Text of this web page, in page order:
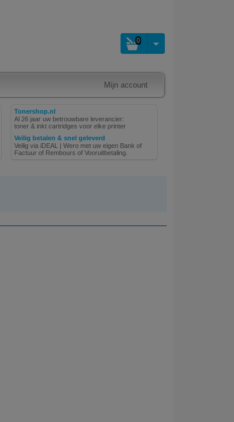
0
Mijn account
Tonershop.nl
Al 26 jaar uw betrouwbare leverancier:
toner & inkt cartridges voor elke printer
Veilig betalen & snel geleverd
Veilig via iDEAL | Wero met uw eigen Bank of
Factuur of Rembours of Vooruitbetaling.